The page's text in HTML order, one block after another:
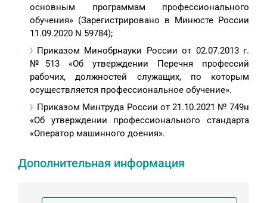
основным программам профессионального
обучения» (Зарегистрировано в Минюсте России
11.09.2020 N 59784);
Приказом Минобрнауки России от 02.07.2013 г.
№513 «Об утверждении Перечня профессий
рабочих, должностей служащих, по которым
осуществляется профессиональное обучение».
Приказом Минтруда России от 21.10.2021 № 749н
«Об утверждении профессионального стандарта
«Оператор машинного доения».
Дополнительная информация